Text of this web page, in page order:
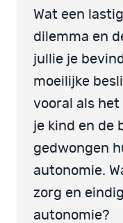
Wat een
dilemma en
jullie je
moeilijke
vooral als
je kind en de
gedwongen
autonomie.
zorg en
autonomie?